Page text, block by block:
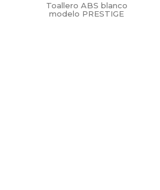
Toallero ABS blanco
modelo PRESTIGE